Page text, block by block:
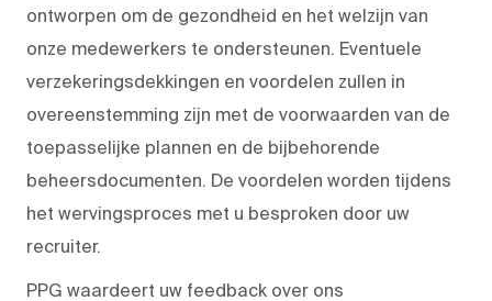
ontworpen om de gezondheid en het welzijn van
onze medewerkers te ondersteunen. Eventuele
verzekeringsdekkingen en voordelen zullen in
overeenstemming zijn met de voorwaarden van de
toepasselijke plannen en de bijbehorende
beheersdocumenten. De voordelen worden tijdens
het wervingsproces met u besproken door uw
recruiter.
PPG waardeert uw feedback over ons